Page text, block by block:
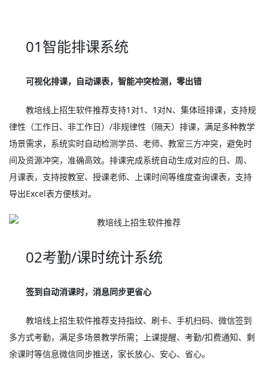
01智能排课系统
可视化排课，自动课表，智能冲突检测，零出错
教培线上招生软件推荐支持1对1、1对N、集体班排课，支持规
律性（工作日、非工作日）/非规律性（隔天）排课，满足多种教学
场景需求，系统实时自动检测学员、老师、教室三方冲突，避免时
间及资源冲突，准确高效。排课完成系统自动生成对应的日、周、
月课表，支持按教室、授课老师、上课时间等维度查询课表，支持
导出Excel表方便核对。
02考勤/课时统计系统
签到自动消课时，消息同步更省心
教培线上招生软件推荐支持指纹、刷卡、手机扫码、微信签到
多方式考勤，满足多场景教学所需；上课提醒、考勤/扣费通知、剩
余课时等信息微信同步推送，家长放心、安心、省心。